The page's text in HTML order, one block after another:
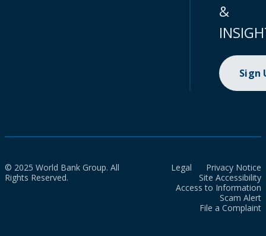
&
Sign
© 2025 World Bank Group. All
Rights Reserved.
Legal
Privacy Notice
Site Accessibility
Access to Information
Scam Alert
File a Complaint